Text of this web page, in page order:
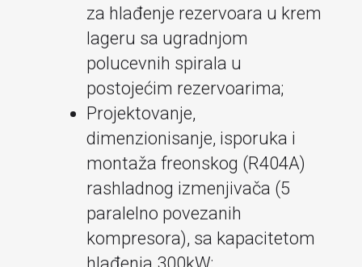
za hlađenje rezervoara u krem
lageru sa ugradnjom
polucevnih spirala u
postojećim rezervoarima;
Projektovanje,
dimenzionisanje, isporuka i
montaža freonskog (R404A)
rashladnog izmenjivača (5
paralelno povezanih
kompresora), sa kapacitetom